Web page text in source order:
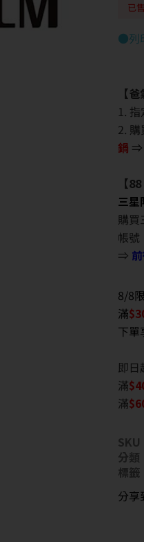
已
●列
【
1.
2.
鍋 ⇒
【
三星
購買
帳號
⇒
8/8
滿
下單
即日
滿
滿$6
SKU
分類
標籤
分享